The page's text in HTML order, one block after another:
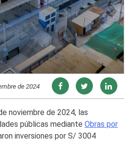
de 2024
noviembre de 2024, las
públicas mediante Obras por
inversiones por S/ 3004